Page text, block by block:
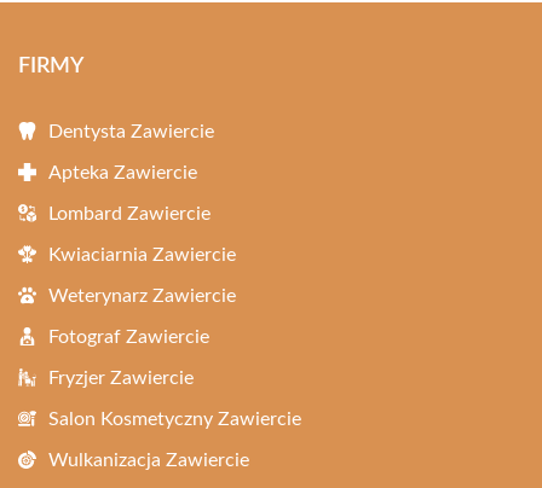
FIRMY
Dentysta Zawiercie
Apteka Zawiercie
Lombard Zawiercie
Kwiaciarnia Zawiercie
Weterynarz Zawiercie
Fotograf Zawiercie
Fryzjer Zawiercie
Salon Kosmetyczny Zawiercie
Wulkanizacja Zawiercie